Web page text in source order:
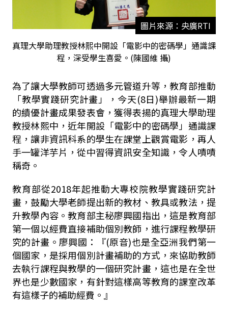
圖片來源：央廣RTI
真理大學助理教授林熙中開設「電影中的密碼學」通識課
程，深受學生喜愛。(陳國維 攝)
為了讓大學教師可透過多元管道升等，教育部推動
「教學實踐研究計畫」，今天(8日)舉辦最新一期
的績優計畫成果發表會，獲得表揚的真理大學助理
教授林熙中，近年開設「電影中的密碼學」通識課
程，讓非資訊科系的學生在課堂上觀賞電影，再人
手一罐洋芋片，從中習得資訊安全知識，令人嘖嘖
稱奇。
教育部從2018年起推動大專校院教學實踐研究計
畫，鼓勵大學老師提出新的教材、教具或教法，提
升教學內容。教育部主秘廖興國指出，這是教育部
第一個以經費直接補助個別教師，進行課程教學研
究的計畫。廖興國：『(原音)也是全亞洲我們第一
個國家，是採用個別計畫補助的方式，來協助教師
去執行課程與教學的一個研究計畫，這也是在全世
界也是少數國家，有針對這樣高等教育的課室改革
有這樣子的補助經費。』